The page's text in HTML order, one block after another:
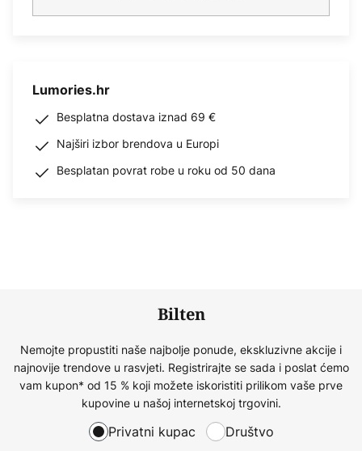
Lumories.hr
Besplatna dostava iznad 69 €
Najširi izbor brendova u Europi
Besplatan povrat robe u roku od 50 dana
Bilten
Nemojte propustiti naše najbolje ponude, ekskluzivne akcije i
najnovije trendove u rasvjeti. Registrirajte se sada i poslat ćemo
vam kupon* od 15 % koji možete iskoristiti prilikom vaše prve
kupovine u našoj internetskoj trgovini.
Privatni kupac Društvo